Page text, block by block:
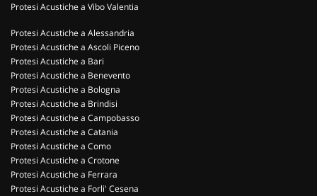
Protesi Acustiche a Vibo Valentia
Protesi Acustiche a Alessandria
Protesi Acustiche a Ascoli Piceno
Protesi Acustiche a Bari
Protesi Acustiche a Benevento
Protesi Acustiche a Bologna
Protesi Acustiche a Brindisi
Protesi Acustiche a Campobasso
Protesi Acustiche a Catania
Protesi Acustiche a Como
Protesi Acustiche a Crotone
Protesi Acustiche a Ferrara
Protesi Acustiche a Forli' Cesena